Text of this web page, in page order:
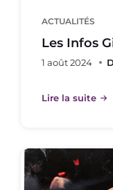
ACTUALITÉS
Les Infos
1 août 2024
Lire la suite
Flyer